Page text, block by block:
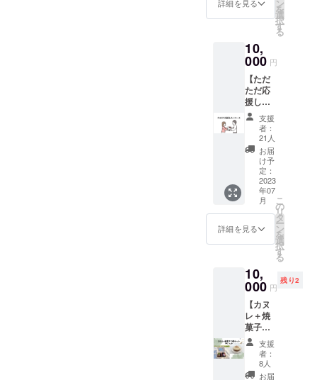
くこと
ターン
以外で
お席の
ご予約
は承り
ません
ので、
この機
会にぜ
ひご利
用くだ
さいま
と交換
できる
トで
す。 エ
スプ
レッソ
ドリン
クやフ
ルーツ
エイド
からお
選びい
ただけ
ます。
郵送に
てチ
ケット
をお送
りさせ
詳細を見る ン
を
選
択
す
る
10,
000 円
【ただ
ただ応
援した
い！
コー
ス】 返
礼品な
しでた
だただ
応援し
たい！
という
神様の
ような
気持ち
を持っ
へ…ご
支援、
誠にあ
りがと
うござ
いま
す。
支援
者：
21人
お届
け予
定：
2023
年07
月
詳細を見る
こ
の
リ
タ
ー
ン
を
選
択
す
る
10,
000 円
残り2
【カヌ
レ＋焼
菓子１
０個
セッ
ト】 オ
ンライ
支援
者：
8人
お届